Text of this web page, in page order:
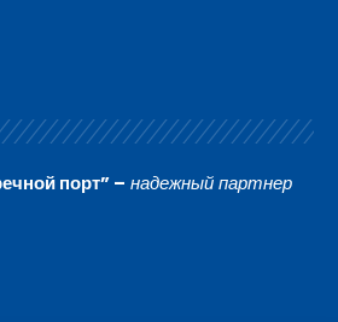
порт” – надежный партнер